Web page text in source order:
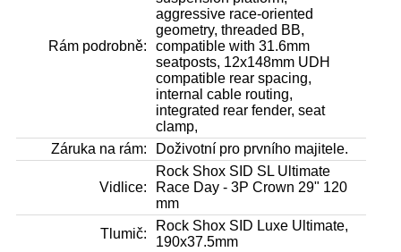
Rám podrobně:
aggressive race-oriented
geometry, threaded BB,
compatible with 31.6mm
seatposts, 12x148mm UDH
compatible rear spacing,
internal cable routing,
integrated rear fender, seat
clamp,
Záruka na rám:
Doživotní pro prvního majitele.
Vidlice:
Rock Shox SID SL Ultimate
Race Day - 3P Crown 29" 120
mm
Tlumič:
Rock Shox SID Luxe Ultimate,
190x37.5mm